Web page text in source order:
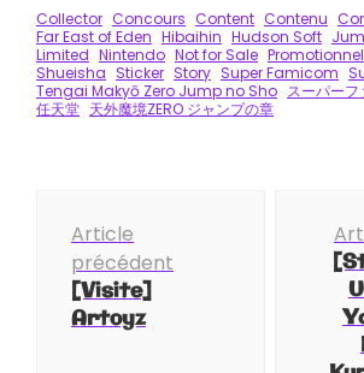
Collector Concours Content Contenu
Far East of Eden Hibaihin Hudson Soft
Limited Nintendo Not for Sale Promotionnel
Shueisha Sticker Story Super Famicom
Tengai Makyō Zero Jump no Sho スーパーフ
任天堂 天外魔境ZERO ジャンプの章
d'article
Article
précédent
[Visite]
Artoyz